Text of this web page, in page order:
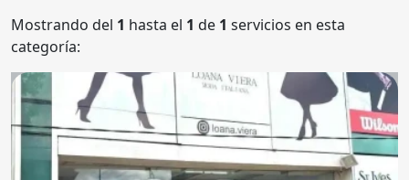
Mostrando del 1 hasta el 1 de 1 servicios en esta
categoría: